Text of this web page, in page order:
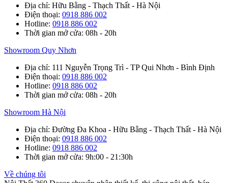
Địa chỉ: Hữu Bằng - Thạch Thất - Hà Nội
Điện thoại: 0918 886 002
Hotline: 0918 886 002
Thời gian mở cửa: 08h - 20h
Showroom Quy Nhơn
Địa chỉ: 111 Nguyễn Trọng Trì - TP Qui Nhơn - Bình Định
Điện thoại: 0918 886 002
Hotline: 0918 886 002
Thời gian mở cửa: 08h - 20h
Showroom Hà Nội
Địa chỉ: Đường Đa Khoa - Hữu Bằng - Thạch Thất - Hà Nội
Điện thoại: 0918 886 002
Hotline: 0918 886 002
Thời gian mở cửa: 9h:00 - 21:30h
Về chúng tôi